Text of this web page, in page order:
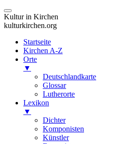
Kultur in Kirchen
kulturkirchen.org
Startseite
Kirchen A-Z
Orte
▼
Deutschlandkarte
Glossar
Lutherorte
Lexikon
▼
Dichter
Komponisten
Künstler